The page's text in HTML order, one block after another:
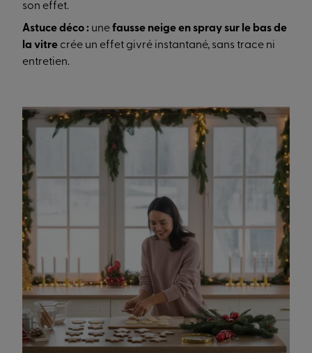
son effet.
Astuce déco : unefausse neige en spray sur le bas de
la vitre crée un effet givré instantané, sans trace ni
entretien.